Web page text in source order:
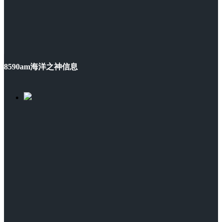
8590am海洋之神信息